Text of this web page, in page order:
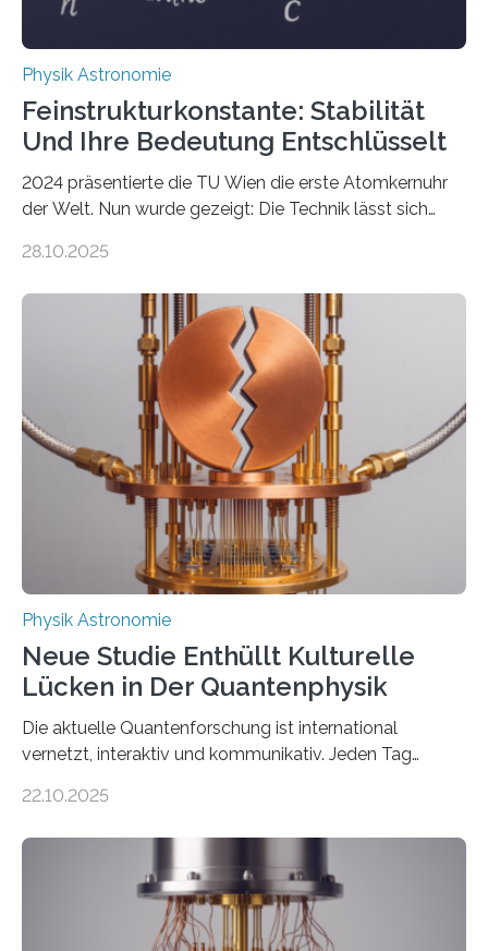
Physik Astronomie
Feinstrukturkonstante: Stabilität
Und Ihre Bedeutung Entschlüsselt
2024 präsentierte die TU Wien die erste Atomkernuhr
der Welt. Nun wurde gezeigt: Die Technik lässt sich
fundamentalen Physik nachzugehen. Thorium-
Messungen verwenden. Das hatte man jahrzehntelang
vermutet, weltweit war nach den passenden
Atomkern-Zuständen gesucht worden, 2024 gelang
einem Team der TU Wien mit Unterstützung
internationaler Partner der entscheidende Durchbruch:
Der lange diskutierte Thorium-Kernübergang wurde
gefunden. Kurz darauf konnte man zeigen, dass sich
Thorium tatsächlich nutzen lässt, um hochpräzise…
28.10.2025
Physik Astronomie
Neue Studie Enthüllt Kulturelle
Lücken in Der Quantenphysik
Die aktuelle Quantenforschung ist international
vernetzt, interaktiv und kommunikativ. Jeden Tag
oft von Autor*innen, die eng zusammenarbeiten. Neue
werden schnell weiterentwickelt. Dies ist der Alltag in
der Forschung der Quantentheorie, die dieses Jahr 100
Jahre alt geworden ist, weshalb die UNESCO 2025 zum
22.10.2025